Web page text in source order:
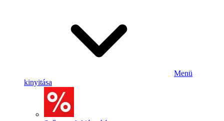
Menü
kinyitása